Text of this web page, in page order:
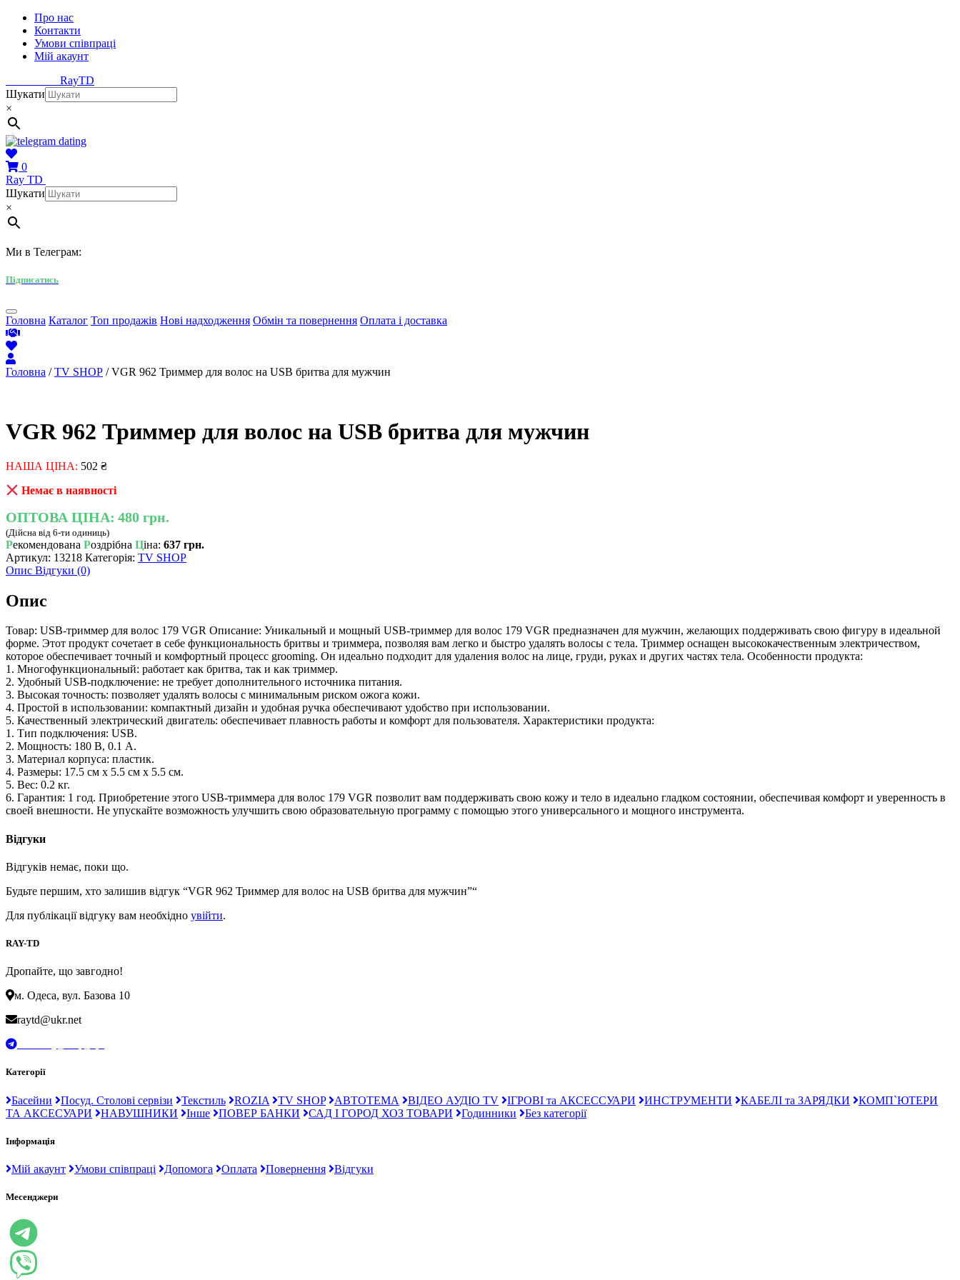
Про нас
Контакти
Умови співпраці
Мій акаунт
RayTD
Шукати
×
0
Ray TD
Шукати
×
Ми в Телеграм:
Підписатись
Головна Каталог Топ продажів Нові надходження Обмін та повернення Оплата і доставка
Головна /TV SHOP / VGR 962 Триммер для волос на USB бритва для мужчин
VGR 962 Триммер для волос на USB бритва для мужчин
НАША ЦІНА: 502 ₴
Немає в наявності
ОПТОВА ЦІНА: 480 грн.
(Дійсна від 6-ти одиниць)
Рекомендована Роздрібна Ціна: 637 грн.
Артикул: 13218 Категорія: TV SHOP
Опис Відгуки (0)
Опис
Товар: USB-триммер для волос 179 VGR Описание: Уникальный и мощный USB-триммер для волос 179 VGR предназначен для мужчин, желающих поддерживать свою фигуру в идеальной
форме. Этот продукт сочетает в себе функциональность бритвы и триммера, позволяя вам легко и быстро удалять волосы с тела. Триммер оснащен высококачественным электричеством,
которое обеспечивает точный и комфортный процесс grooming. Он идеально подходит для удаления волос на лице, груди, руках и других частях тела. Особенности продукта:
1. Многофункциональный: работает как бритва, так и как триммер.
2. Удобный USB-подключение: не требует дополнительного источника питания.
3. Высокая точность: позволяет удалять волосы с минимальным риском ожога кожи.
4. Простой в использовании: компактный дизайн и удобная ручка обеспечивают удобство при использовании.
5. Качественный электрический двигатель: обеспечивает плавность работы и комфорт для пользователя. Характеристики продукта:
1. Тип подключения: USB.
2. Мощность: 180 В, 0.1 А.
3. Материал корпуса: пластик.
4. Размеры: 17.5 см x 5.5 см x 5.5 см.
5. Вес: 0.2 кг.
6. Гарантия: 1 год. Приобретение этого USB-триммера для волос 179 VGR позволит вам поддерживать свою кожу и тело в идеально гладком состоянии, обеспечивая комфорт и уверенность в
своей внешности. Не упускайте возможность улучшить свою образовательную программу с помощью этого универсального и мощного инструмента.
Відгуки
Відгуків немає, поки що.
Будьте першим, хто залишив відгук “VGR 962 Триммер для волос на USB бритва для мужчин”“
Для публікації відгуку вам необхідно увійти.
RAY-TD
Дропайте, що завгодно!
м. Одеса, вул. Базова 10
raytd@ukr.net
Категорії
Басейни Посуд. Столові сервізи Текстиль ROZIA TV SHOP АВТОТЕМА ВІДЕО АУДІО TV ІГРОВІ та АКСЕССУАРИ ИНСТРУМЕНТИ КАБЕЛІ та ЗАРЯДКИ
КОМП`ЮТЕРИ
ТА АКСЕСУАРИ
НАВУШНИКИ Інше ПОВЕР БАНКИ САД І ГОРОД ХОЗ ТОВАРИ Годинники Без категорії
Інформація
Мій акаунт Умови співпраці Допомога Оплата Повернення Відгуки
Месенджери